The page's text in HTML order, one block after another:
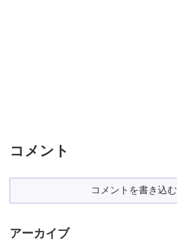
コメント
コメントを書き込む
アーカイブ